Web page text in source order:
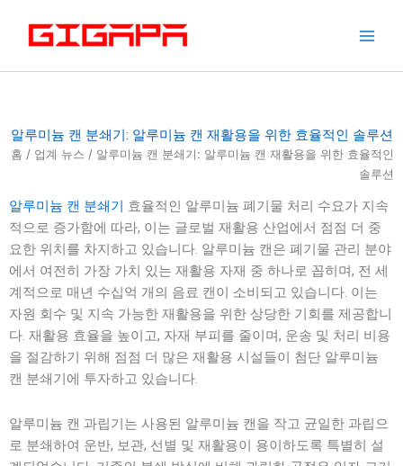
로
뛰
기
알루미늄 캔 분쇄기: 알루미늄 캔 재활용을 위한 효율적인 솔루션
홈 / 업계 뉴스 / 알루미늄 캔 분쇄기: 알루미늄 캔 재활용을 위한 효율적인
솔루션
알루미늄 캔 분쇄기
효율적인 알루미늄 폐기물 처리 수요가 지속
적으로 증가함에 따라, 이는 글로벌 재활용 산업에서 점점 더 중
요한 위치를 차지하고 있습니다. 알루미늄 캔은 폐기물 관리 분야
에서 여전히 가장 가치 있는 재활용 자재 중 하나로 꼽히며, 전 세
계적으로 매년 수십억 개의 음료 캔이 소비되고 있습니다. 이는
자원 회수 및 지속 가능한 재활용을 위한 상당한 기회를 제공합니
다. 재활용 효율을 높이고, 자재 부피를 줄이며, 운송 및 처리 비용
을 절감하기 위해 점점 더 많은 재활용 시설들이 첨단 알루미늄
캔 분쇄기에 투자하고 있습니다.
알루미늄 캔 과립기는 사용된 알루미늄 캔을 작고 균일한 과립으
로 분쇄하여 운반, 보관, 선별 및 재활용이 용이하도록 특별히 설